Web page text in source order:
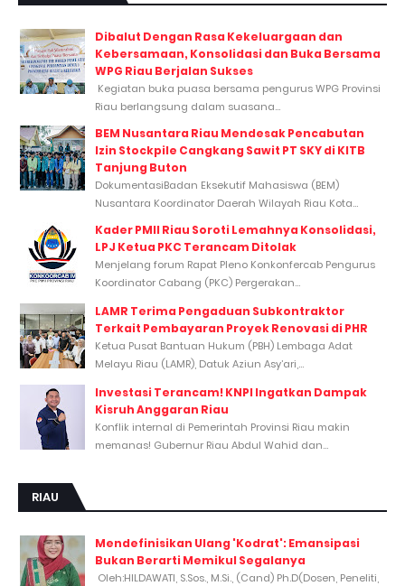
Dibalut Dengan Rasa Kekeluargaan dan
Kebersamaan, Konsolidasi dan Buka Bersama
WPG Riau Berjalan Sukses
Kegiatan buka puasa bersama pengurus WPG Provinsi
Riau berlangsung dalam suasana...
BEM Nusantara Riau Mendesak Pencabutan
Izin Stockpile Cangkang Sawit PT SKY di KITB
Tanjung Buton
DokumentasiBadan Eksekutif Mahasiswa (BEM)
Nusantara Koordinator Daerah Wilayah Riau Kota...
Kader PMII Riau Soroti Lemahnya Konsolidasi,
LPJ Ketua PKC Terancam Ditolak
Menjelang forum Rapat Pleno Konkonfercab Pengurus
Koordinator Cabang (PKC) Pergerakan...
LAMR Terima Pengaduan Subkontraktor
Terkait Pembayaran Proyek Renovasi di PHR
Ketua Pusat Bantuan Hukum (PBH) Lembaga Adat
Melayu Riau (LAMR), Datuk Aziun Asy’ari,...
Investasi Terancam! KNPI Ingatkan Dampak
Kisruh Anggaran Riau
Konflik internal di Pemerintah Provinsi Riau makin
memanas! Gubernur Riau Abdul Wahid dan...
RIAU
Mendefinisikan Ulang 'Kodrat': Emansipasi
Bukan Berarti Memikul Segalanya
Oleh:HILDAWATI, S.Sos., M.Si., (Cand) Ph.D(Dosen, Peneliti,